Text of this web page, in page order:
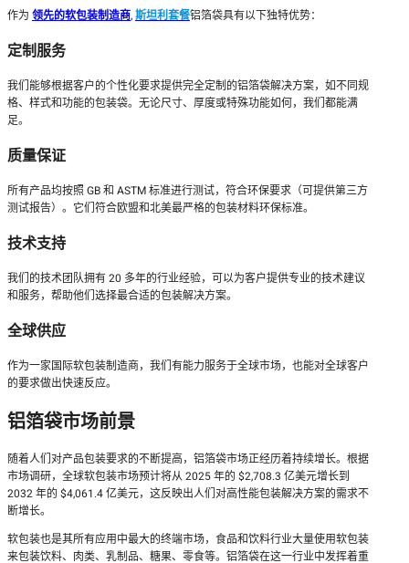
作为 领先的软包装制造商,斯坦利套餐铝箔袋具有以下独特优势：
定制服务
我们能够根据客户的个性化要求提供完全定制的铝箔袋解决方案，如不同规
格、样式和功能的包装袋。无论尺寸、厚度或特殊功能如何，我们都能满
足。
质量保证
所有产品均按照 GB 和 ASTM 标准进行测试，符合环保要求（可提供第三方
测试报告）。它们符合欧盟和北美最严格的包装材料环保标准。
技术支持
我们的技术团队拥有 20 多年的行业经验，可以为客户提供专业的技术建议
和服务，帮助他们选择最合适的包装解决方案。
全球供应
作为一家国际软包装制造商，我们有能力服务于全球市场，也能对全球客户
的要求做出快速反应。
铝箔袋市场前景
随着人们对产品包装要求的不断提高，铝箔袋市场正经历着持续增长。根据
市场调研，全球软包装市场预计将从 2025 年的 $2,708.3 亿美元增长到
2032 年的 $4,061.4 亿美元，这反映出人们对高性能包装解决方案的需求不
断增长。
软包装也是其所有应用中最大的终端市场，食品和饮料行业大量使用软包装
来包装饮料、肉类、乳制品、糖果、零食等。铝箔袋在这一行业中发挥着重